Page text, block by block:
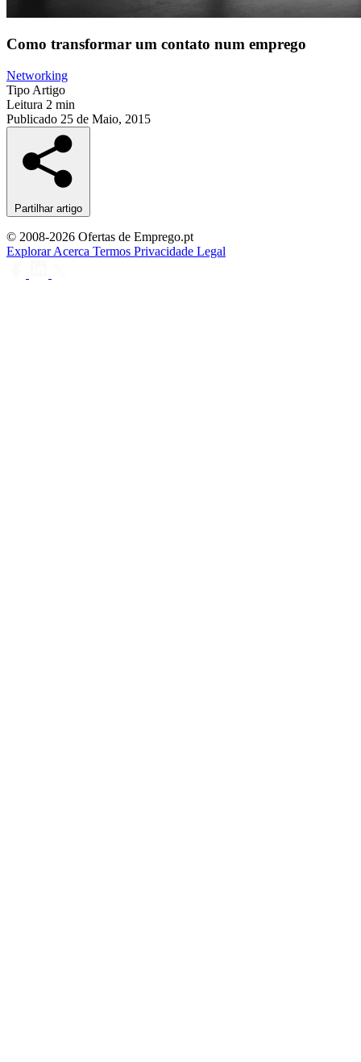
Como transformar um contato num emprego
Networking
Tipo Artigo
Leitura 2 min
Publicado 25 de Maio, 2015
Partilhar artigo
© 2008-2026 Ofertas de Emprego.pt
ExplorarAcerca Termos Privacidade Legal